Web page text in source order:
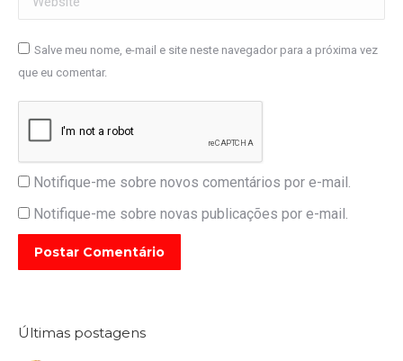
Salve meu nome, e-mail e site neste navegador para a próxima vez
que eu comentar.
Notifique-me sobre novos comentários por e-mail.
Notifique-me sobre novas publicações por e-mail.
Postar Comentário
Últimas postagens